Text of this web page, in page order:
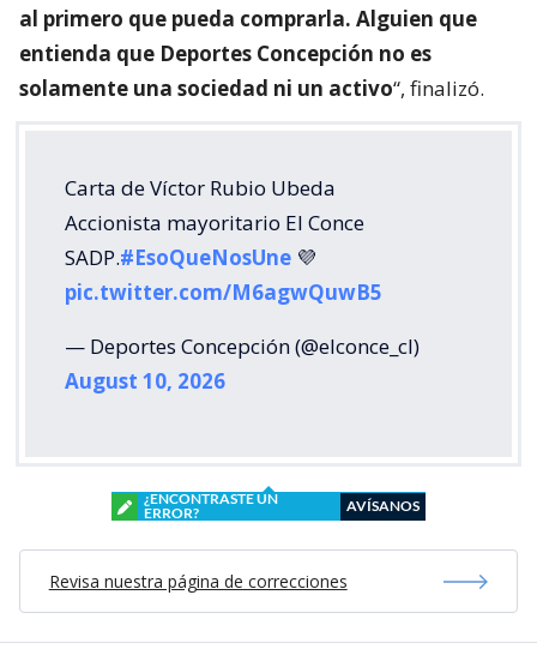
al primero que pueda comprarla. Alguien que
entienda que Deportes Concepción no es
solamente una sociedad ni un activo“, finalizó.
Carta de Víctor Rubio Ubeda
Accionista mayoritario El Conce
SADP.#EsoQueNosUne 💜
pic.twitter.com/M6agwQuwB5
— Deportes Concepción (@elconce_cl)
August 10, 2026
¿ENCONTRASTE UN
ERROR?
AVÍSANOS
Revisa nuestra página de correcciones